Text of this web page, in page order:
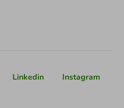
Linkedin Instagram